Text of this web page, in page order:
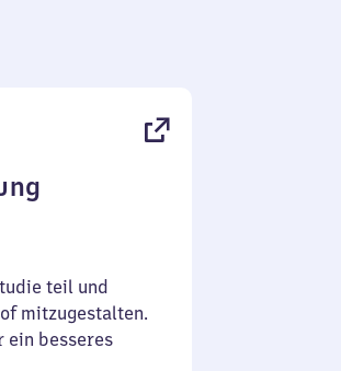
teil und
mitzugestalten.
ein besseres